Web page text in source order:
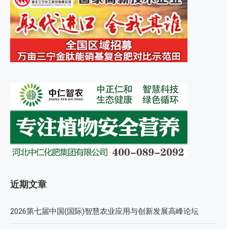
近期文章
2026第七届中国(国际)智慧农业应用与创新发展高峰论坛